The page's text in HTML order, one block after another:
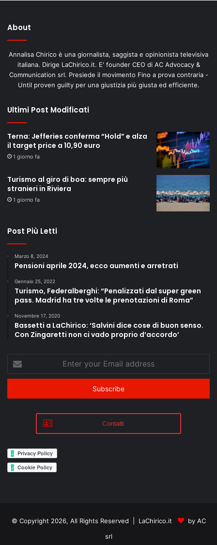
About
Annalisa Chirico è una giornalista, saggista e opinionista televisiva
italiana. Dirige LaChirico.it. E' founder CEO di AC Advocacy &
Communication srl. Presiede il movimento Fino a prova contraria -
Until proven guilty per una giustizia più giusta ed efficiente.
Ultimi Post Modificati
Terna: Jefferies conferma “Hold” e alza
il target price a 10,90 euro
1 giorno fa
Turismo al giro di boa: sempre più
stranieri in Riviera
1 giorno fa
Post Più Letti
Marzo 8, 2024
Pensioni aprile 2024, ecco aumenti e arretrati
Gennaio 25, 2022
Turismo, Federalberghi: “Penalizzati dal super green
pass. Madrid ha tre volte le prenotazioni di Roma”
Novembre 17, 2020
Bassetti a LaChirico: ‘Salvini dice cose di buon senso.
Con Zingaretti non ci vado proprio d’accordo’
your
Email
Contatti
© Copyright 2026, All Rights Reserved | LaChirico.it
by AC
srl